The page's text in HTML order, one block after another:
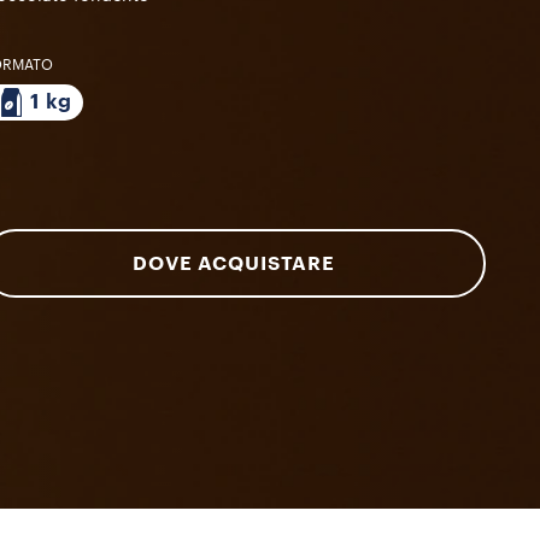
1 kg
DOVE ACQUISTARE